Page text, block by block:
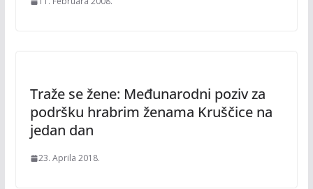
Traže se žene: Međunarodni poziv za
podršku hrabrim ženama Kruščice na
jedan dan
23. Aprila 2018.